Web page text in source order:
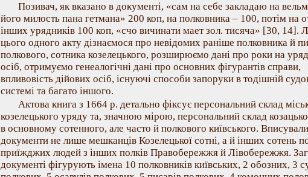
Позивач, як вказано в документі, «сам на себе закладаю на
його милость пана гетмана» 200 коп, на полковника – 100, потім на
інших урядників 100 коп, «счо вичинати мает зол. тисяча» [30, 14].
цього одного акту дізнаємося про невідомих раніше полковника й
полкового, сотника козелецького, розширюємо дані про роки на
осіб, отримуємо генеалогічні дані про основних фігурантів справи,
впливовість дійових осіб, існуючі способи запоруки в тодішній
системі та багато іншого.
Актова книга з 1664 р. детально фіксує персональний склад
козелецького уряду та, значною мірою, персональний склад
в основному сотенного, але часто й полкового київського.
документи не лише мешканців Козелецької сотні, а й інших сотень
приїжджих людей з інших полків Правобережжя й Лівобережжя.
документі фігурують імена 10 полковників київських, 2 обозних, 3